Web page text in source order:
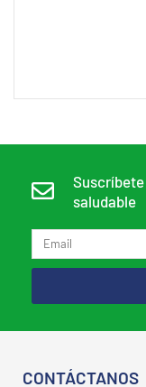
saludable
CONTÁCTANOS